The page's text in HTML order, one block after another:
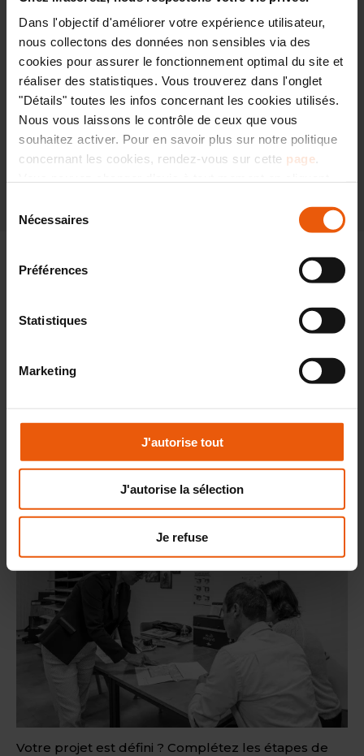
Dans l'objectif d'améliorer votre expérience utilisateur,
nous collectons des données non sensibles via des
cookies pour assurer le fonctionnement optimal du site et
réaliser des statistiques. Vous trouverez dans l'onglet
"Détails" toutes les infos concernant les cookies utilisés.
Nous vous laissons le contrôle de ceux que vous
souhaitez activer. Pour en savoir plus sur notre politique
concernant les cookies, rendez-vous sur cette page.
du site.
Nécessaires
Préférences
Statistiques
Marketing
J'autorise tout
J'autorise la sélection
Je refuse
Définissons
votre projet ensemble
Votre projet est défini ? Complétez les étapes de